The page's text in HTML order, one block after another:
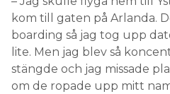
kom till gaten på Arlanda.
boarding så jag tog upp
lite. Men jag blev så
stängde och jag missade
om de ropade upp mitt